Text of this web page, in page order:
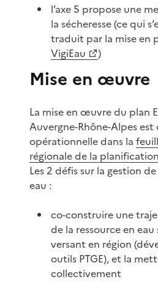
l’axe 5 propose une
la sécheresse (ce qui
traduit par la mise en
VigiEau
)
Mise en œuvre
La mise en œuvre du plan
Auvergne-Rhône-Alpes
opérationnelle dans la
régionale de la
Les 2 défis sur la gestion
eau :
co-construire une
de la ressource en
versant en région
outils PTGE), et la
collectivement